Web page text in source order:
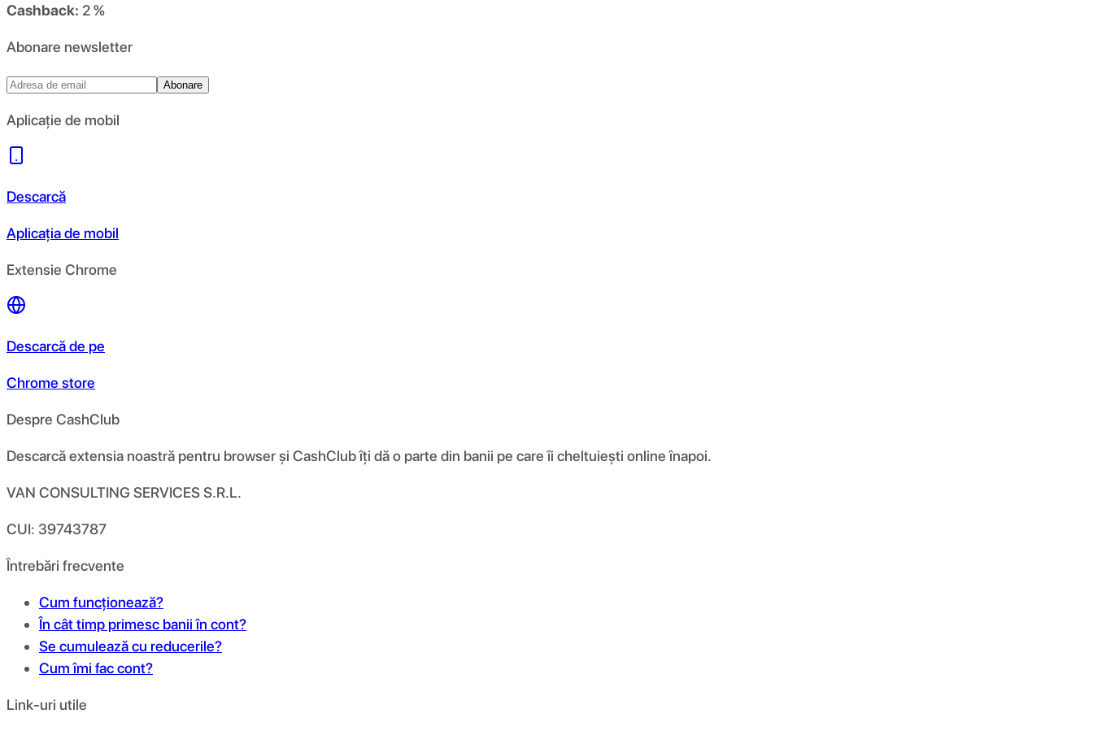
Cashback: 2 %
Abonare newsletter
Abonare
Aplicație de mobil
Descarcă
Aplicația de mobil
Extensie Chrome
Descarcă de pe
Chrome store
Despre CashClub
Descarcă extensia noastră pentru browser și CashClub îți dă o parte din banii pe care îi cheltuiești online înapoi.
VAN CONSULTING SERVICES S.R.L.
CUI: 39743787
Întrebări frecvente
Cum funcționează?
În cât timp primesc banii în cont?
Se cumulează cu reducerile?
Cum îmi fac cont?
Link-uri utile